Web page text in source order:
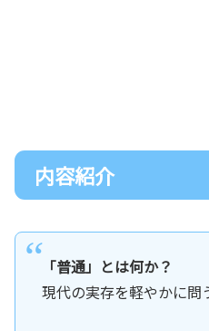
内容紹介
「普通」とは何か？
現代の実存を軽やかに